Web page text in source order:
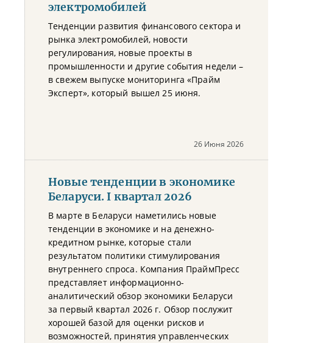
электромобилей
Тенденции развития финансового сектора и
рынка электромобилей, новости
регулирования, новые проекты в
промышленности и другие события недели –
в свежем выпуске мониторинга «Прайм
Эксперт», который вышел 25 июня.
26 Июня 2026
Новые тенденции в экономике
Беларуси. I квартал 2026
В марте в Беларуси наметились новые
тенденции в экономике и на денежно-
кредитном рынке, которые стали
результатом политики стимулирования
внутреннего спроса. Компания ПраймПресс
представляет информационно-
аналитический обзор экономики Беларуси
за первый квартал 2026 г. Обзор послужит
хорошей базой для оценки рисков и
возможностей, принятия управленческих